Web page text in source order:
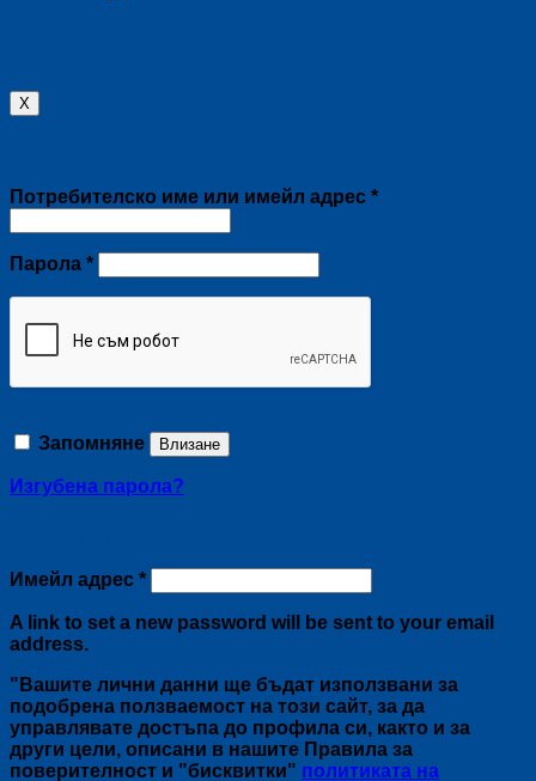
X
Потребителско име или имейл адрес *Задължително
Парола *Задължително
Запомняне Влизане
Изгубена парола?
Имейл адрес *Задължително
A link to set a new password will be sent to your email
address.
"Вашите лични данни ще бъдат използвани за
подобрена ползваемост на този сайт, за да
управлявате достъпа до профила си, както и за
други цели, описани в нашите Правила за
поверителност и "бисквитки" политиката на